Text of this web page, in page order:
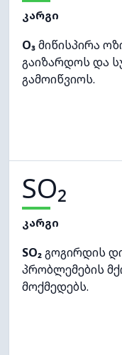
კარგი
O₃მიწისპირა
გაიზარდოს და
გამოიწვიოს.
SO₂
კარგი
SO₂გოგირდის
პრობლემების
მოქმედებს.